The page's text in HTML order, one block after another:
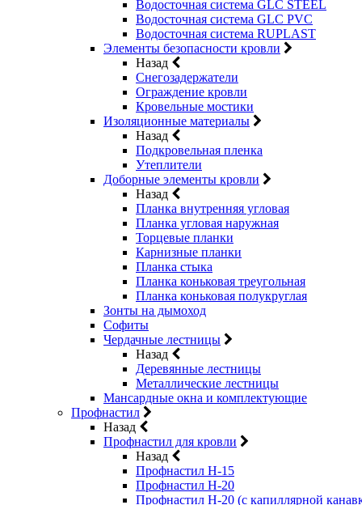
Водосточная система GLC STEEL
Водосточная система GLC PVC
Водосточная система RUPLAST
Элементы безопасности кровли
Назад
Снегозадержатели
Ограждение кровли
Кровельные мостики
Изоляционные материалы
Назад
Подкровельная пленка
Утеплители
Доборные элементы кровли
Назад
Планка внутренняя угловая
Планка угловая наружная
Торцевые планки
Карнизные планки
Планка стыка
Планка коньковая треугольная
Планка коньковая полукруглая
Зонты на дымоход
Софиты
Чердачные лестницы
Назад
Деревянные лестницы
Металлические лестницы
Мансардные окна и комплектующие
Профнастил
Назад
Профнастил для кровли
Назад
Профнастил Н-15
Профнастил Н-20
Профнастил Н-20 (с капиллярной